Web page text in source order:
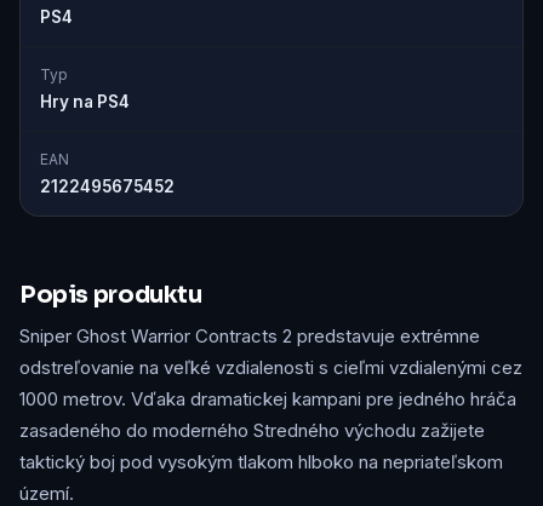
PS4
Typ
Hry na PS4
EAN
2122495675452
Popis produktu
Sniper Ghost Warrior Contracts 2 predstavuje extrémne
odstreľovanie na veľké vzdialenosti s cieľmi vzdialenými cez
1000 metrov. Vďaka dramatickej kampani pre jedného hráča
zasadeného do moderného Stredného východu zažijete
taktický boj pod vysokým tlakom hlboko na nepriateľskom
území.